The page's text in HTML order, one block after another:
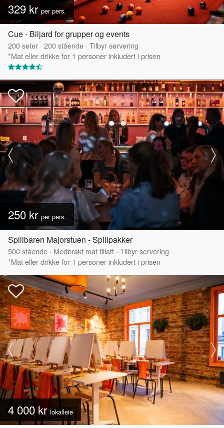
329 kr per pers.
Cue - Biljard for grupper og events
200seter · 200stående · Tilbyr servering
*Mat eller drikke for 1 personer inkludert i prisen
250 kr per pers.
Spillbaren Majorstuen - Spillpakker
500stående · Medbrakt mat tillatt · Tilbyr servering
*Mat eller drikke for 1 personer inkludert i prisen
4 000 kr lokalleie